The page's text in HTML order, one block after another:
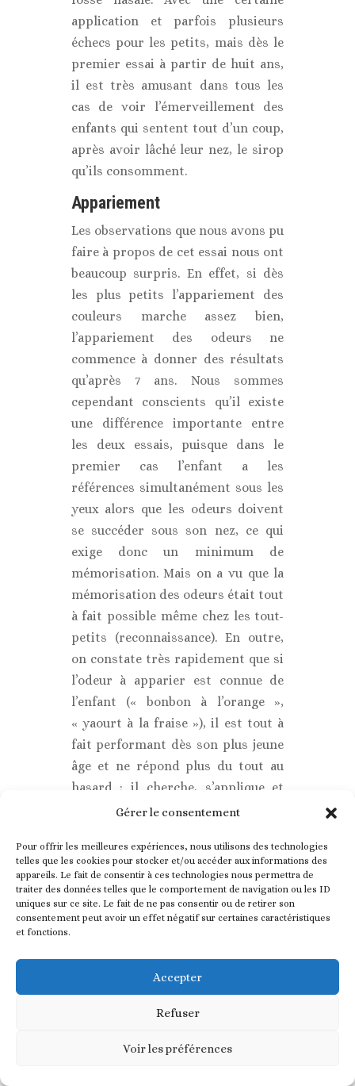
Gérer le consentement
Pour offrir les meilleures expériences, nous utilisons des technologies
telles que les cookies pour stocker et/ou accéder aux informations des
appareils. Le fait de consentir à ces technologies nous permettra de
traiter des données telles que le comportement de navigation ou les ID
uniques sur ce site. Le fait de ne pas consentir ou de retirer son
consentement peut avoir un effet négatif sur certaines caractéristiques
et fonctions.
Accepter
Refuser
Voir les préférences
application et parfois plusieurs
échecs pour les petits, mais dès le
premier essai à partir de huit ans,
il est très amusant dans tous les
cas de voir l’émerveillement des
enfants qui sentent tout d’un coup,
après avoir lâché leur nez, le sirop
qu’ils consomment.
Appariement
Les observations que nous avons pu
faire à propos de cet essai nous ont
beaucoup surpris. En effet, si dès
les plus petits l’appariement des
couleurs marche assez bien,
l’appariement des odeurs ne
commence à donner des résultats
qu’après 7 ans. Nous sommes
cependant conscients qu’il existe
une différence importante entre
les deux essais, puisque dans le
premier cas l’enfant a les
références simultanément sous les
yeux alors que les odeurs doivent
se succéder sous son nez, ce qui
exige donc un minimum de
mémorisation. Mais on a vu que la
mémorisation des odeurs était tout
à fait possible même chez les tout-
petits (reconnaissance). En outre,
on constate très rapidement que si
l’odeur à apparier est connue de
l’enfant (« bonbon à l’orange »,
« yaourt à la fraise »), il est tout à
fait performant dès son plus jeune
âge et ne répond plus du tout au
hasard ; il cherche, s’applique et
trouve la bonne réponse (fig. 3).